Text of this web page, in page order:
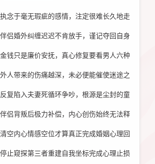
执念于毫无瑕疵的感情，注定很难长久地走下去！
伴侣婚外纠缠迟迟不肯放手，谨记夺回自身关系主
金钱只是廉价安抚，真心修复要看男人六种行动！
外人带来的伤痛越深，未必便能催使迷途之人归家
反复陷入夫妻死循环争吵，根源是尘封的童年剧本
伴侣背叛后极力补偿，内心创伤始终无法释怀！
清空内心情感空位才算真正完成婚姻心理回归！
停止窥探第三者重建自我坐标完成心理止损！